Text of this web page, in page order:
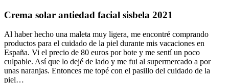
Crema solar antiedad facial sisbela 2021
Al haber hecho una maleta muy ligera, me encontré comprando
productos para el cuidado de la piel durante mis vacaciones en
España. Vi el precio de 80 euros por bote y me sentí un poco
culpable. Así que lo dejé de lado y me fui al supermercado a por
unas naranjas. Entonces me topé con el pasillo del cuidado de la
piel…